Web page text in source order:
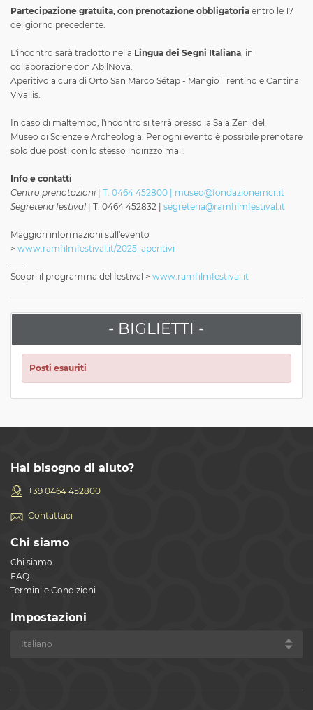
Partecipazione gratuita, con prenotazione obbligatoria entro le 17
del giorno precedente.
L'incontro sarà tradotto nella Lingua dei Segni Italiana, in
collaborazione con AbilNova.
Aperitivo a cura di Orto San Marco Sétap - Mangio Trentino e Cantina
Vivallis.
In caso di maltempo, l'incontro si terrà presso la Sala Zeni del
Museo di Scienze e Archeologia. Per ogni evento è possibile prenotare
solo due posti con lo stesso indirizzo mail.
Info e contatti
Centro prenotazioni
T. 0464 452800 | museo@fondazionemcr.it
Segreteria festival | T. 0464 452832 | segreteria@ramfilmfestival.it
Maggiori informazioni sull'evento
> www.ramfilmfestival.it/2025_aperitivi
Scopri il programma del festival > www.ramfilmfestival.it
- BIGLIETTI -
Posti esauriti
Hai bisogno di aiuto?
+39 0464 452800
Contattaci
Chi siamo
Chi siamo
FAQ
Termini e Condizioni
Impostazioni